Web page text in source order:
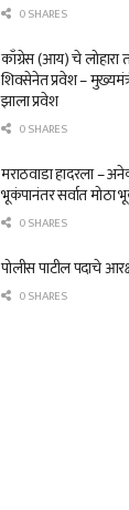
0 SHARES
काँग्रेस (आय) चे लोहारा
शिवसेनेत प्रवेश –
झाला प्रवेश
0 SHARES
मराठवाडा हादरला –
भूकंपानंतर सर्वात मोठा
0 SHARES
पोलीस पाटील पदाचे
0 SHARES